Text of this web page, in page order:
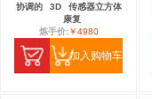
协调的
3D
传感器立方体
康复
炼手价:￥4980
加入购物车